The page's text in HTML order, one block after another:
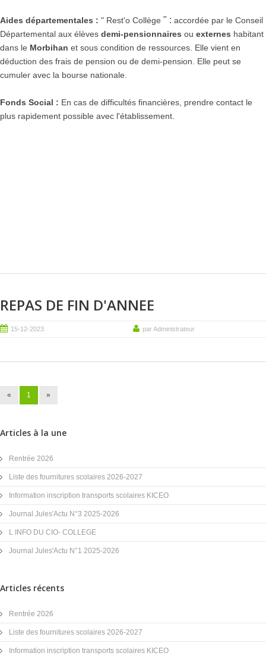
Aides départementales : " Rest'o Collège " : accordée par le Conseil
Départemental aux élèves demi-pensionnaires ou externes habitant
dans le Morbihan et sous condition de ressources. Elle vient en
déduction des frais de pension ou de demi-pension. Elle peut se
cumuler avec la bourse nationale.
Fonds Social : En cas de difficultés financières, prendre contact le
plus rapidement possible avec l'établissement.
REPAS DE FIN D'ANNEE
15-12-2023 par Administrateur
« 1 »
Articles à la une
Rentrée 2026
Liste des fournitures scolaires 2026-2027
Information inscription transports scolaires KICEO
Journal Jules'Actu N°3 2025-2026
L INFO DU CIO- COLLEGE
Journal Jules'Actu N°1 2025-2026
Articles récents
Rentrée 2026
Liste des fournitures scolaires 2026-2027
Information inscription transports scolaires KICEO